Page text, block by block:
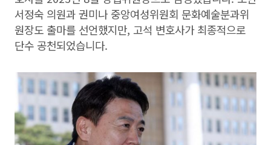
서정숙 의원과 권미나 중앙여성위원회 문화예술분과위
원장도 출마를 선언했지만, 고석 변호사가 최종적으로
단수 공천되었습니다.